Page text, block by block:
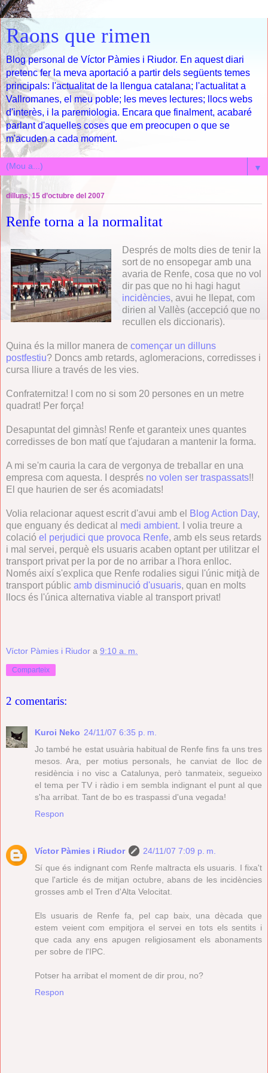
Raons que rimen
Blog personal de Víctor Pàmies i Riudor. En aquest diari
pretenc fer la meva aportació a partir dels següents temes
principals: l'actualitat de la llengua catalana; l'actualitat a
Vallromanes, el meu poble; les meves lectures; llocs webs
d'interès, i la paremiologia. Encara que finalment, acabaré
parlant d'aquelles coses que em preocupen o que se
m'acuden a cada moment.
▼
dilluns, 15 d’octubre del 2007
Renfe torna a la normalitat
Després de molts dies de tenir la
sort de no ensopegar amb una
avaria de Renfe, cosa que no vol
dir pas que no hi hagi hagut
incidències, avui he llepat, com
dirien al Vallès (accepció que no
recullen els diccionaris).
Quina és la millor manera de començar un dilluns
postfestiu? Doncs amb retards, aglomeracions, corredisses i
cursa lliure a través de les vies.
Confraternitza! I com no si som 20 persones en un metre
quadrat! Per força!
Desapuntat del gimnàs! Renfe et garanteix unes quantes
corredisses de bon matí que t'ajudaran a mantenir la forma.
A mi se'm cauria la cara de vergonya de treballar en una
empresa com aquesta. I després no volen ser traspassats!!
El que haurien de ser és acomiadats!
Volia relacionar aquest escrit d'avui amb el Blog Action Day,
que enguany és dedicat al medi ambient. I volia treure a
colació el perjudici que provoca Renfe, amb els seus retards
i mal servei, perquè els usuaris acaben optant per utilitzar el
transport privat per la por de no arribar a l'hora enlloc.
Només així s'explica que Renfe rodalies sigui l'únic mitjà de
transport públic amb disminució d'usuaris, quan en molts
llocs és l'única alternativa viable al transport privat!
Víctor Pàmies i Riudor a 9:10 a. m.
Comparteix
2 comentaris:
Kuroi Neko 24/11/07 6:35 p. m.
Jo també he estat usuària habitual de Renfe fins fa uns tres
mesos. Ara, per motius personals, he canviat de lloc de
residència i no visc a Catalunya, però tanmateix, segueixo
el tema per TV i ràdio i em sembla indignant el punt al que
s'ha arribat. Tant de bo es traspassi d'una vegada!
Respon
Víctor Pàmies i Riudor
24/11/07 7:09 p. m.
Sí que és indignant com Renfe maltracta els usuaris. I fixa't
que l'article és de mitjan octubre, abans de les incidències
grosses amb el Tren d'Alta Velocitat.
Els usuaris de Renfe fa, pel cap baix, una dècada que
estem veient com empitjora el servei en tots els sentits i
que cada any ens apugen religiosament els abonaments
per sobre de l'IPC.
Potser ha arribat el moment de dir prou, no?
Respon